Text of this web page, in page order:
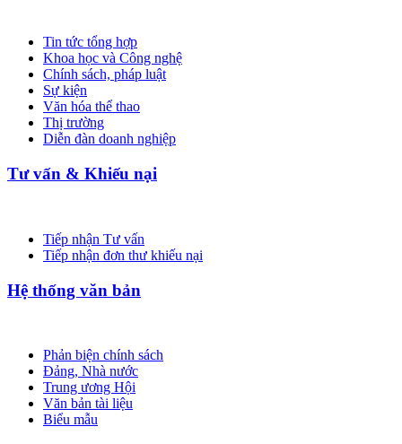
Tin tức tổng hợp
Khoa học và Công nghệ
Chính sách, pháp luật
Sự kiện
Văn hóa thể thao
Thị trường
Diễn đàn doanh nghiệp
Tư vấn & Khiếu nại
Tiếp nhận Tư vấn
Tiếp nhận đơn thư khiếu nại
Hệ thống văn bản
Phản biện chính sách
Đảng, Nhà nước
Trung ương Hội
Văn bản tài liệu
Biểu mẫu